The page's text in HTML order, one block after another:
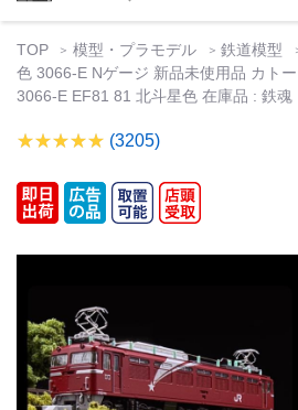
TOP 模型・プラモデル 鉄道模型
色 3066-E Nゲージ 新品未使用品 カト
3066-E EF81 81 北斗星色 在庫品 : 鉄魂
(3205)